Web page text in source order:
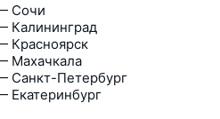
Сочи
Калининград
Красноярск
Махачкала
Санкт-Петербург
Екатеринбург